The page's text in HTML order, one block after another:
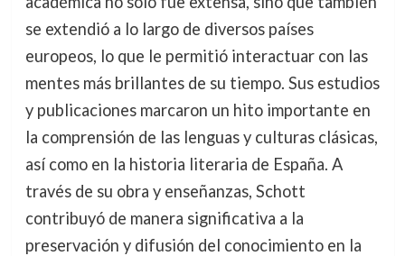
se extendió a lo largo de diversos países
europeos, lo que le permitió interactuar con las
mentes más brillantes de su tiempo. Sus estudios
y publicaciones marcaron un hito importante en
la comprensión de las lenguas y culturas clásicas,
así como en la historia literaria de España. A
través de su obra y enseñanzas, Schott
contribuyó de manera significativa a la
preservación y difusión del conocimiento en la